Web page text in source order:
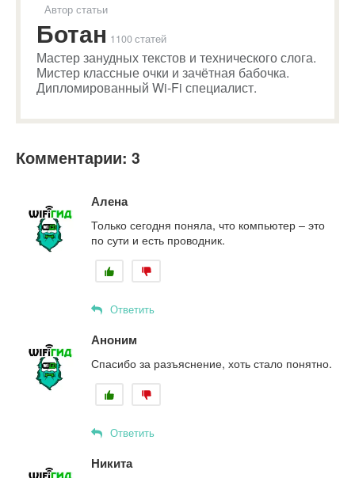
Автор статьи
Ботан 1100 статей
Мастер занудных текстов и технического слога.
Мистер классные очки и зачётная бабочка.
Дипломированный Wi-Fi специалист.
Комментарии: 3
Алена
Только сегодня поняла, что компьютер – это
по сути и есть проводник.
Ответить
Аноним
Спасибо за разъяснение, хоть стало понятно.
Ответить
Никита